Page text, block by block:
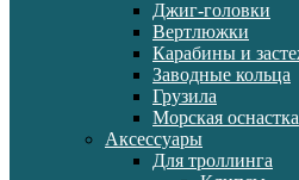
Джиг-головки
Вертлюжки
Карабины и
Заводные кольца
Грузила
Морская оснастка
Аксессуары
Для троллинга